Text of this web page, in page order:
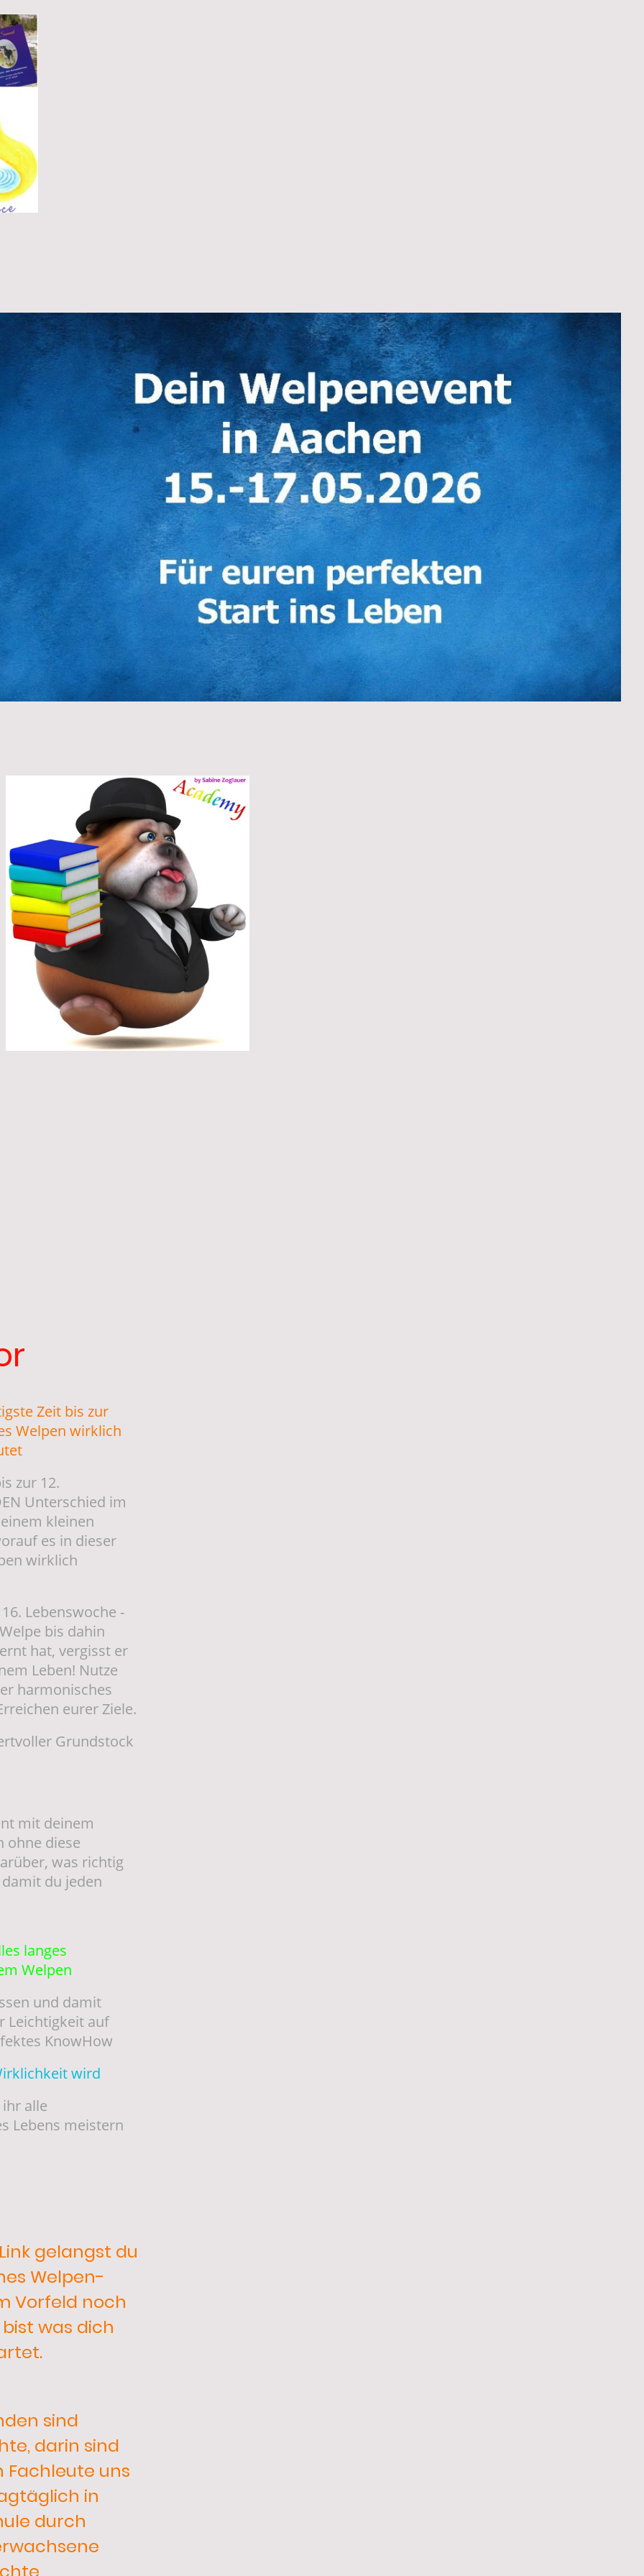
Zeit bis zur
Welpen wirklich
zur 12.
Unterschied im
kleinen
es in dieser
wirklich
Lebenswoche -
bis dahin
hat, vergisst er
Leben! Nutze
harmonisches
eurer Ziele.
Grundstock
mit deinem
ohne diese
was richtig
du jeden
langes
Welpen
und damit
Leichtigkeit auf
KnowHow
wird
alle
Lebens meistern
gelangst du
Welpen-
Vorfeld noch
was dich
sind
darin sind
Fachleute uns
in
durch